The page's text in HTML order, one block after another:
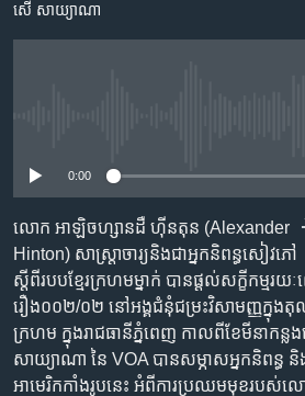
រំលង​
និង​
សម្ព័ន្ធ​
រំលង​
និង​
ចូល​
ទៅ​
កាន់​
ទំព័រ​
ស្វែង​
រក
ទូរទស្សន៍ / វីដេអូ​
Khmer English
បណ្តាញ​សង្គម
ភាសា
សើ សាយ្យាណា
0:00
លោក​ អាឡិចហ្សានដឺ ហ៊ីនតុន (Alexander
Hinton) សាស្ត្រាចារ្យ​និង​ជា​អ្នក​និពន្ធ​សៀវភៅ​
ស្ដី​ពី​របប​ខ្មែរ​ក្រហម​ម្នាក់ បាន​ផ្ដល់​សក្ខីកម្ម​រ
រឿង​០០២/០២ នៅ​អង្គ​ជំនុំ​ជម្រះ​វិសាមញ្ញ​ក្នុង​តុលា
ក្រហម ក្នុង​រាជធានី​ភ្នំពេញ កាលពី​ខែមីនា​កន្ល
សាយ្យាណា ​នៃ VOA បាន​សម្ភាស​អ្នក​និពន្ធ​ និង​
អាមេរិកកាំង​រូប​នេះ ​អំពី​ការ​ប្រឈម​មុខ​របស់​